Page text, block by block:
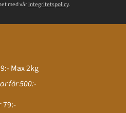
med vårintegritetspolicy.
Max 2kg
för 500:-
79:-